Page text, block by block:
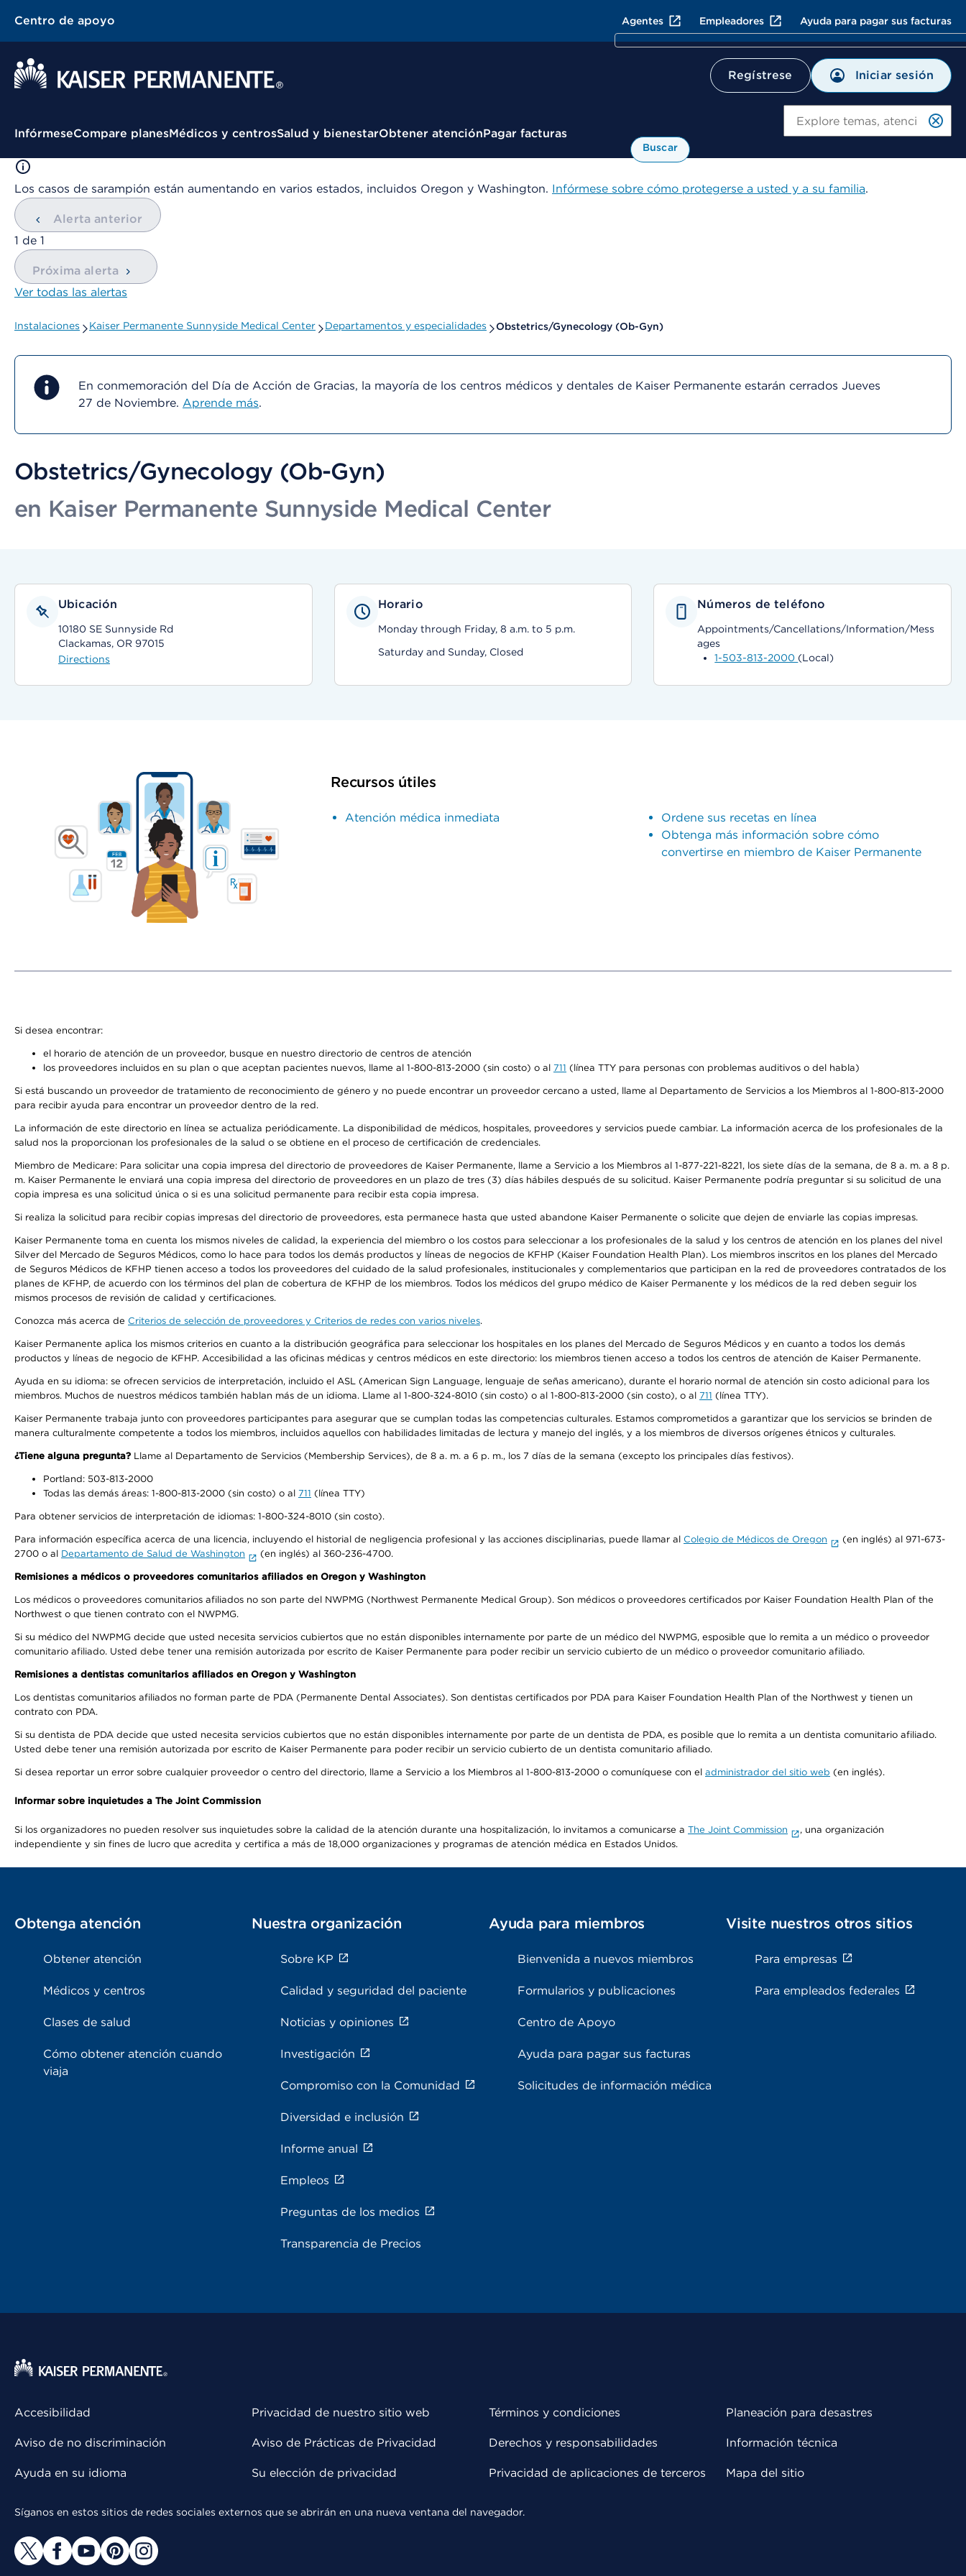
Centro de apoyo Agentes Empleadores Ayuda para pagar sus facturas
Regístrese Iniciar sesión
Menú contextual
InfórmeseCompare planesMédicos y centrosSalud y bienestarObtener atenciónPagar facturas
Buscar
Los casos de sarampión están aumentando en varios estados, incluidos Oregon y Washington. Infórmese sobre cómo protegerse a usted y a su familia.
Alerta anterior
mostrando
1 de 1
Próxima alerta
Ver todas las alertas
Instalaciones Kaiser Permanente Sunnyside Medical Center Departamentos y especialidades Obstetrics/Gynecology (Ob-Gyn)
En conmemoración del Día de Acción de Gracias, la mayoría de los centros médicos y dentales de Kaiser Permanente estarán cerrados Jueves
27 de Noviembre. Aprende más.
Obstetrics/Gynecology (Ob-Gyn)
en Kaiser Permanente Sunnyside Medical Center
Ubicación
10180 SE Sunnyside Rd
Clackamas, OR 97015
Directions
Horario
Monday through Friday, 8 a.m. to 5 p.m.
Saturday and Sunday, Closed
Números de teléfono
Appointments/Cancellations/Information/Mess
ages
1-503-813-2000 (Local)
Recursos útiles
Atención médica inmediata
Ordene sus recetas en línea
Obtenga más información sobre cómo
convertirse en miembro de Kaiser Permanente
Si desea encontrar:
el horario de atención de un proveedor, busque en nuestro directorio de centros de atención
los proveedores incluidos en su plan o que aceptan pacientes nuevos, llame al 1-800-813-2000 (sin costo) o al 711 (línea TTY para personas con problemas auditivos o del habla)
Si está buscando un proveedor de tratamiento de reconocimiento de género y no puede encontrar un proveedor cercano a usted, llame al Departamento de Servicios a los Miembros al 1-800-813-2000
para recibir ayuda para encontrar un proveedor dentro de la red.
La información de este directorio en línea se actualiza periódicamente. La disponibilidad de médicos, hospitales, proveedores y servicios puede cambiar. La información acerca de los profesionales de la
salud nos la proporcionan los profesionales de la salud o se obtiene en el proceso de certificación de credenciales.
Miembro de Medicare: Para solicitar una copia impresa del directorio de proveedores de Kaiser Permanente, llame a Servicio a los Miembros al 1-877-221-8221, los siete días de la semana, de 8 a. m. a 8 p.
m. Kaiser Permanente le enviará una copia impresa del directorio de proveedores en un plazo de tres (3) días hábiles después de su solicitud. Kaiser Permanente podría preguntar si su solicitud de una
copia impresa es una solicitud única o si es una solicitud permanente para recibir esta copia impresa.
Si realiza la solicitud para recibir copias impresas del directorio de proveedores, esta permanece hasta que usted abandone Kaiser Permanente o solicite que dejen de enviarle las copias impresas.
Kaiser Permanente toma en cuenta los mismos niveles de calidad, la experiencia del miembro o los costos para seleccionar a los profesionales de la salud y los centros de atención en los planes del nivel
Silver del Mercado de Seguros Médicos, como lo hace para todos los demás productos y líneas de negocios de KFHP (Kaiser Foundation Health Plan). Los miembros inscritos en los planes del Mercado
de Seguros Médicos de KFHP tienen acceso a todos los proveedores del cuidado de la salud profesionales, institucionales y complementarios que participan en la red de proveedores contratados de los
planes de KFHP, de acuerdo con los términos del plan de cobertura de KFHP de los miembros. Todos los médicos del grupo médico de Kaiser Permanente y los médicos de la red deben seguir los
mismos procesos de revisión de calidad y certificaciones.
Conozca más acerca de Criterios de selección de proveedores y Criterios de redes con varios niveles.
Kaiser Permanente aplica los mismos criterios en cuanto a la distribución geográfica para seleccionar los hospitales en los planes del Mercado de Seguros Médicos y en cuanto a todos los demás
productos y líneas de negocio de KFHP. Accesibilidad a las oficinas médicas y centros médicos en este directorio: los miembros tienen acceso a todos los centros de atención de Kaiser Permanente.
Ayuda en su idioma: se ofrecen servicios de interpretación, incluido el ASL (American Sign Language, lenguaje de señas americano), durante el horario normal de atención sin costo adicional para los
miembros. Muchos de nuestros médicos también hablan más de un idioma. Llame al 1-800-324-8010 (sin costo) o al 1-800-813-2000 (sin costo), o al 711 (línea TTY).
Kaiser Permanente trabaja junto con proveedores participantes para asegurar que se cumplan todas las competencias culturales. Estamos comprometidos a garantizar que los servicios se brinden de
manera culturalmente competente a todos los miembros, incluidos aquellos con habilidades limitadas de lectura y manejo del inglés, y a los miembros de diversos orígenes étnicos y culturales.
¿Tiene alguna pregunta? Llame al Departamento de Servicios (Membership Services), de 8 a. m. a 6 p. m., los 7 días de la semana (excepto los principales días festivos).
Portland: 503-813-2000
Todas las demás áreas: 1-800-813-2000 (sin costo) o al 711 (línea TTY)
Para obtener servicios de interpretación de idiomas: 1-800-324-8010 (sin costo).
Para información específica acerca de una licencia, incluyendo el historial de negligencia profesional y las acciones disciplinarias, puede llamar al Colegio de Médicos de Oregon
(en inglés) al 971-673-
2700 o al Departamento de Salud de Washington (en inglés) al 360-236-4700.
Remisiones a médicos o proveedores comunitarios afiliados en Oregon y Washington
Los médicos o proveedores comunitarios afiliados no son parte del NWPMG (Northwest Permanente Medical Group). Son médicos o proveedores certificados por Kaiser Foundation Health Plan of the
Northwest o que tienen contrato con el NWPMG.
Si su médico del NWPMG decide que usted necesita servicios cubiertos que no están disponibles internamente por parte de un médico del NWPMG, esposible que lo remita a un médico o proveedor
comunitario afiliado. Usted debe tener una remisión autorizada por escrito de Kaiser Permanente para poder recibir un servicio cubierto de un médico o proveedor comunitario afiliado.
Remisiones a dentistas comunitarios afiliados en Oregon y Washington
Los dentistas comunitarios afiliados no forman parte de PDA (Permanente Dental Associates). Son dentistas certificados por PDA para Kaiser Foundation Health Plan of the Northwest y tienen un
contrato con PDA.
Si su dentista de PDA decide que usted necesita servicios cubiertos que no están disponibles internamente por parte de un dentista de PDA, es posible que lo remita a un dentista comunitario afiliado.
Usted debe tener una remisión autorizada por escrito de Kaiser Permanente para poder recibir un servicio cubierto de un dentista comunitario afiliado.
Si desea reportar un error sobre cualquier proveedor o centro del directorio, llame a Servicio a los Miembros al 1-800-813-2000 o comuníquese con el administrador del sitio web (en inglés).
Informar sobre inquietudes a The Joint Commission
Si los organizadores no pueden resolver sus inquietudes sobre la calidad de la atención durante una hospitalización, lo invitamos a comunicarse a The Joint Commission
, una organización
independiente y sin fines de lucro que acredita y certifica a más de 18,000 organizaciones y programas de atención médica en Estados Unidos.
Obtenga atención
Obtener atención
Médicos y centros
Clases de salud
Cómo obtener atención cuando
viaja
Nuestra organización
Sobre KP
Calidad y seguridad del paciente
Noticias y opiniones
Investigación
Compromiso con la Comunidad
Diversidad e inclusión
Informe anual
Empleos
Preguntas de los medios
Transparencia de Precios
Ayuda para miembros
Bienvenida a nuevos miembros
Formularios y publicaciones
Centro de Apoyo
Ayuda para pagar sus facturas
Solicitudes de información médica
Visite nuestros otros sitios
Para empresas
Para empleados federales
Accesibilidad
Aviso de no discriminación
Ayuda en su idioma
Privacidad de nuestro sitio web
Aviso de Prácticas de Privacidad
Su elección de privacidad
Términos y condiciones
Derechos y responsabilidades
Privacidad de aplicaciones de terceros
Planeación para desastres
Información técnica
Mapa del sitio
Síganos en estos sitios de redes sociales externos que se abrirán en una nueva ventana del navegador.